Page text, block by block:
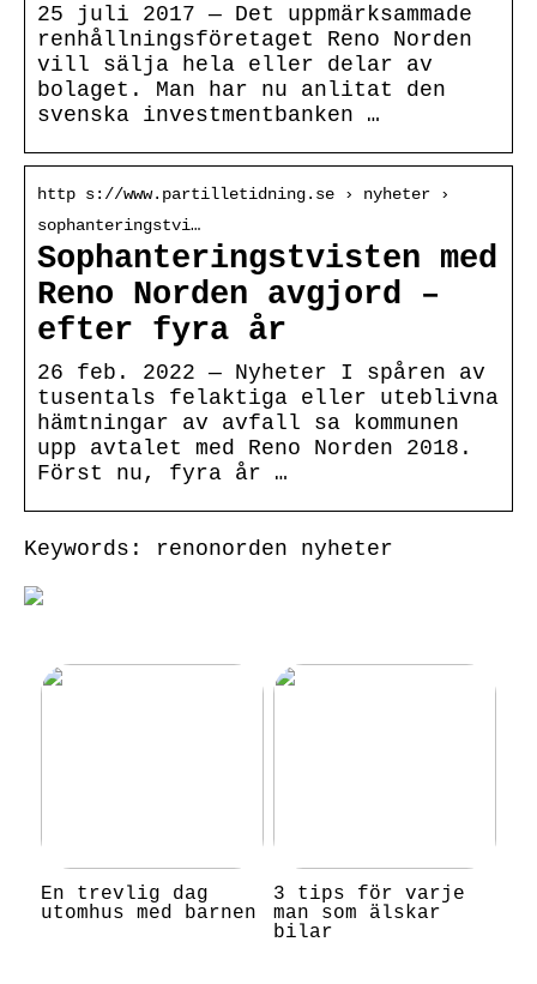
25 juli 2017 — Det uppmärksammade
renhållningsföretaget Reno Norden
vill sälja hela eller delar av
bolaget. Man har nu anlitat den
svenska investmentbanken …
http s://www.partilletidning.se › nyheter ›
sophanteringstvi…
Sophanteringstvisten med
Reno Norden avgjord –
efter fyra år
26 feb. 2022 — Nyheter I spåren av
tusentals felaktiga eller uteblivna
hämtningar av avfall sa kommunen
upp avtalet med Reno Norden 2018.
Först nu, fyra år …
Keywords: renonorden nyheter
En trevlig dag
utomhus med barnen
3 tips för varje
man som älskar
bilar